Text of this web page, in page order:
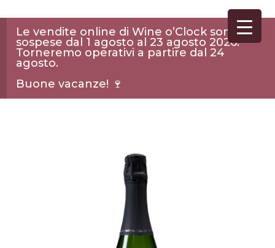
Le vendite online di Wine o’Clock sono
sospese dal 1 agosto al 23 agosto 2026.
Torneremo operativi a partire dal 24
agosto.
Buone vacanze! 🍷